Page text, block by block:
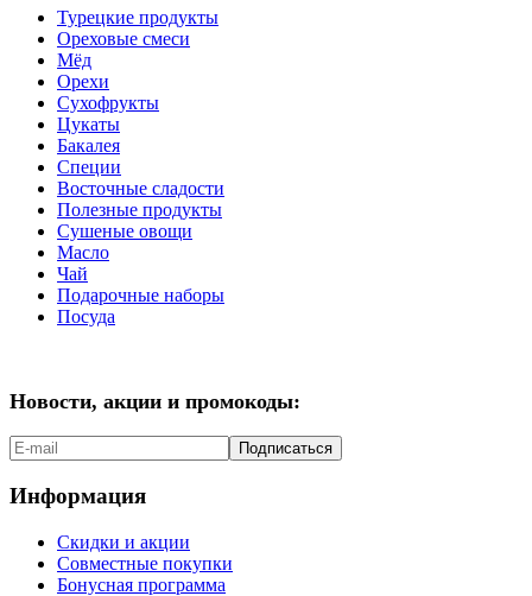
Турецкие продукты
Ореховые смеси
Мёд
Орехи
Сухофрукты
Цукаты
Бакалея
Специи
Восточные сладости
Полезные продукты
Сушеные овощи
Масло
Чай
Подарочные наборы
Посуда
Новости, акции и промокоды:
Подписаться
Информация
Скидки и акции
Совместные покупки
Бонусная программа